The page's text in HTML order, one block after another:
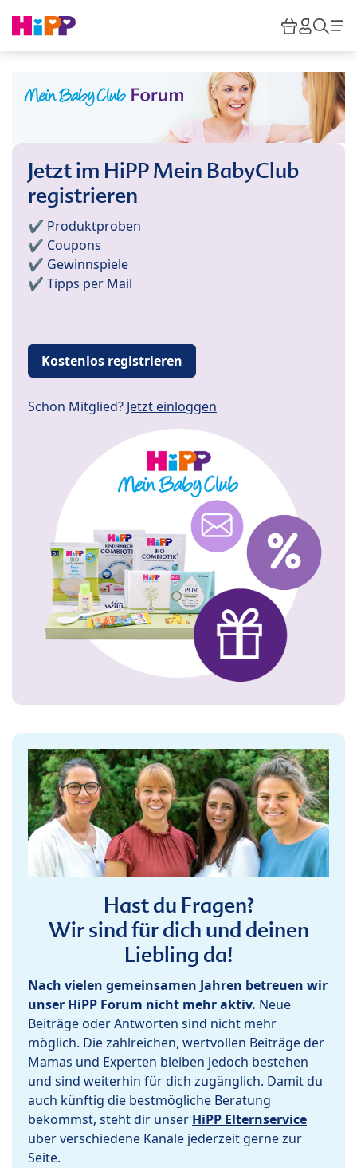
HiPP
Jetzt im HiPP Mein BabyClub
registrieren
✔️ Produktproben
✔️ Coupons
✔️ Gewinnspiele
✔️ Tipps per Mail
Kostenlos registrieren
Schon Mitglied? Jetzt einloggen
Hast du Fragen?
Wir sind für dich und deinen
Liebling da!
Nach vielen gemeinsamen Jahren betreuen wir
unser HiPP Forum nicht mehr aktiv. Neue
Beiträge oder Antworten sind nicht mehr
möglich. Die zahlreichen, wertvollen Beiträge der
Mamas und Experten bleiben jedoch bestehen
und sind weiterhin für dich zugänglich. Damit du
auch künftig die bestmögliche Beratung
bekommst, steht dir unser HiPP Elternservice
über verschiedene Kanäle jederzeit gerne zur
Seite.